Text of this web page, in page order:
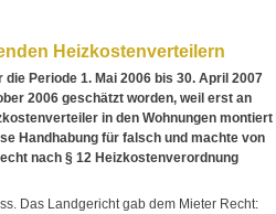
Heizkostenverteilern
Periode 1. Mai 2006 bis 30. April 2007
2006 geschätzt worden, weil erst an
in den Wohnungen montiert
Handhabung für falsch und machte von
nach § 12 Heizkostenverordnung
Das Landgericht gab dem Mieter Recht: